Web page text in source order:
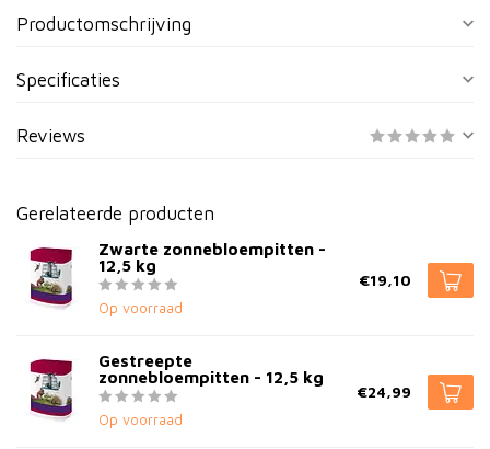
Productomschrijving
Specificaties
Reviews
Gerelateerde producten
Zwarte zonnebloempitten -
12,5 kg
Op voorraad
€19,10
Gestreepte
zonnebloempitten - 12,5 kg
Op voorraad
€24,99